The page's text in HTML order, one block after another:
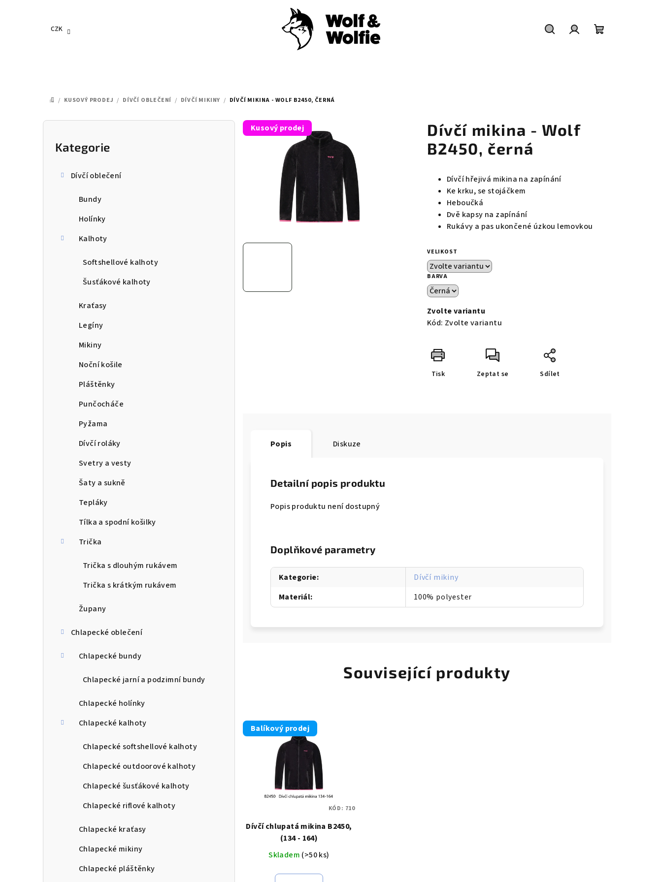
CZK
DOMŮ
/ KUSOVÝ PRODEJ / DÍVČÍ OBLEČENÍ / DÍVČÍ MIKINY / DÍVČÍ MIKINA - WOLF B2450, ČERNÁ
P
Přeskočit
kategorie
Kategorie
Dívčí oblečení
Bundy
Holínky
Kalhoty
Softshellové kalhoty
Šusťákové kalhoty
Kraťasy
Legíny
Mikiny
Noční košile
Pláštěnky
Punčocháče
Pyžama
Dívčí roláky
Svetry a vesty
Šaty a sukně
Tepláky
Tílka a spodní košilky
Trička
Trička s dlouhým rukávem
Trička s krátkým rukávem
Župany
Chlapecké oblečení
Chlapecké bundy
Chlapecké jarní a podzimní bundy
Chlapecké holínky
Chlapecké kalhoty
Chlapecké softshellové kalhoty
Chlapecké outdoorové kalhoty
Chlapecké šusťákové kalhoty
Chlapecké riflové kalhoty
Chlapecké kraťasy
Chlapecké mikiny
Chlapecké pláštěnky
Dívčí mikina - Wolf
B2450, černá
Dívčí hřejivá mikina na zapínání
Ke krku, se stojáčkem
Heboučká
Dvě kapsy na zapínání
Rukávy a pas ukončené úzkou lemovkou
VELIKOST
BARVA
Zvolte variantu
Kód: Zvolte variantu
Tisk Zeptat se Sdílet
Kusový prodej
Popis Diskuze
Detailní popis produktu
Popis produktu není dostupný
Doplňkové parametry
Kategorie:
Dívčí mikiny
Materiál: 100% polyester
Související produkty
Balíkový prodej
Dívčí chlupatá mikina B2450,
(134 - 164)
Skladem (>50 ks)
KÓD: 710